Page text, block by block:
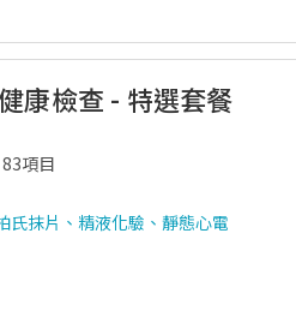
康檢查 - 特選套餐
83項目
氏抹片、精液化驗、靜態心電